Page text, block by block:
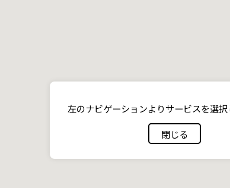
左のナビゲーションよりサービスを選
閉じる